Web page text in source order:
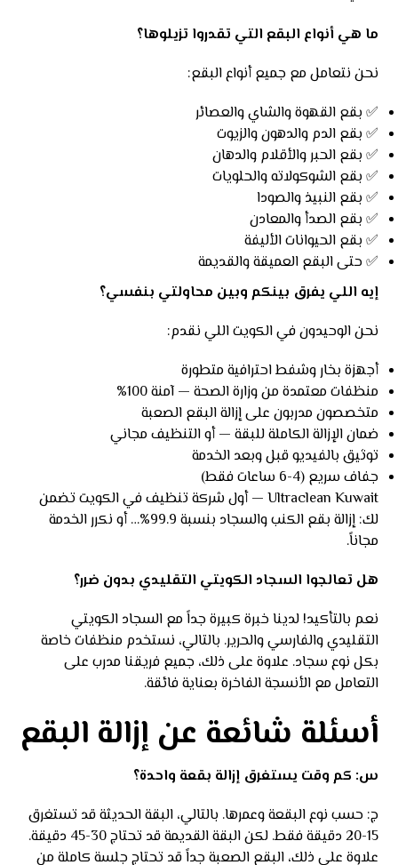
ما هي أنواع البقع التي تقدروا تزيلوها؟
نحن نتعامل مع جميع أنواع البقع:
✅ بقع القهوة والشاي والعصائر
✅ بقع الدم والدهون والزيوت
✅ بقع الحبر والأقلام والدهان
✅ بقع الشوكولاته والحلويات
✅ بقع النبيذ والصودا
✅ بقع الصدأ والمعادن
✅ بقع الحيوانات الأليفة
✅ حتى البقع العميقة والقديمة
إيه اللي يفرق بينكم وبين محاولتي بنفسي؟
نحن الوحيدون في الكويت اللي نقدم:
أجهزة بخار وشفط احترافية متطورة
منظفات معتمدة من وزارة الصحة — آمنة 100%
متخصصون مدربون على إزالة البقع الصعبة
ضمان الإزالة الكاملة للبقة — أو التنظيف مجاني
توثيق بالفيديو قبل وبعد الخدمة
جفاف سريع (4-6 ساعات فقط)
Ultraclean Kuwait — أول شركة تنظيف في الكويت تضمن
لك: إزالة بقع الكنب والسجاد بنسبة 99.9%… أو نكرر الخدمة
مجاناً.
هل تعالجوا السجاد الكويتي التقليدي بدون ضرر؟
نعم بالتأكيد! لدينا خبرة كبيرة جداً مع السجاد الكويتي
التقليدي والفارسي والحرير. بالتالي، نستخدم منظفات خاصة
بكل نوع سجاد. علاوة على ذلك، جميع فريقنا مدرب على
التعامل مع الأنسجة الفاخرة بعناية فائقة.
أسئلة شائعة عن إزالة البقع
س: كم وقت يستغرق إزالة بقعة واحدة؟
ج: حسب نوع البقعة وعمرها. بالتالي، البقة الحديثة قد تستغرق
15-20 دقيقة فقط. لكن البقة القديمة قد تحتاج 30-45 دقيقة.
علاوة على ذلك، البقع الصعبة جداً قد تحتاج جلسة كاملة من